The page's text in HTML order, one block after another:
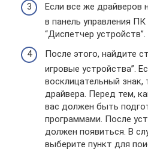
Если все же драйверов
в панель управления
“Диспетчер устройств”.
После этого, найдите
игровые устройства”.
восклицательный
драйвера. Перед тем,
вас должен быть
программами. После
должен появиться. В
выберите пункт для